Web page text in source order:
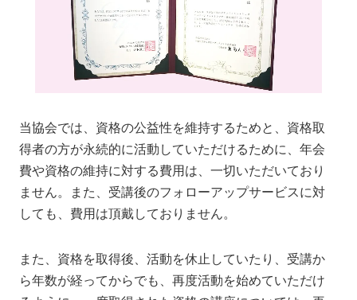
当協会では、資格の公益性を維持するためと、資格取
得者の方が永続的に活動していただけるために、年会
費や資格の維持に対する費用は、一切いただいており
ません。また、受講後のフォローアップサービスに対
しても、費用は頂戴しておりません。
また、資格を取得後、活動を休止していたり、受講か
ら年数が経ってからでも、再度活動を始めていただけ